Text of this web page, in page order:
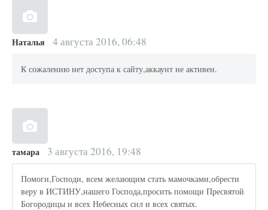
Наталья 4 августа 2016, 06:48
К сожалению нет доступа к сайту,аккаунт не активен.
тамара 3 августа 2016, 19:48
Помоги,Господи, всем желающим стать мамочками,обрести
веру в ИСТИНУ,нашего Господа,просить помощи Пресвятой
Богородицы и всех Небесных сил и всех святых.